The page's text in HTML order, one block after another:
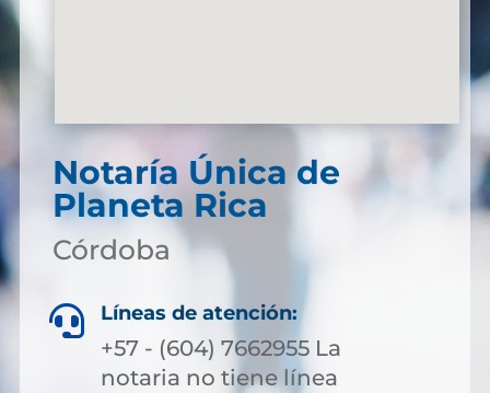
Notaría Única de
Planeta Rica
Córdoba
 Líneas de atención:
+57 - (604) 7662955 La
notaria no tiene línea